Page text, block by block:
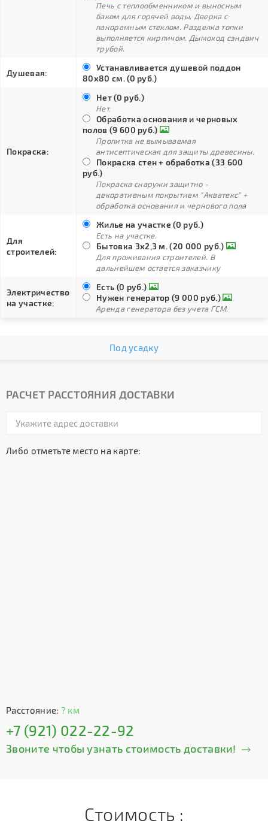
Печь с теплообменником и выносным
баком для горячей воды. Дверка с
панорамным стеклом. Разделка топки
выполняется кирпичом. Дымоход сэндвич
трубой.
Душевая:
Устанавливается душевой поддон
80х80 см. (0 руб.)
Покраска:
Нет (0 руб.)
Нет.
Обработка основания и черновых
полов (9 600 руб.)
Пропитка не вымываемая
антисептическая для защиты древесины.
Покраска стен + обработка (33 600
руб.)
Покраска снаружи защитно -
декоративным покрытием "Акватекс" +
обработка основания и чернового пола
Для
строителей:
Жилье на участке (0 руб.)
Есть на участке.
Бытовка 3х2,3 м. (20 000 руб.)
Для проживания строителей. В
дальнейшем остается заказчику
Электричество
на участке:
Есть (0 руб.)
Нужен генератор (9 000 руб.)
Аренда генератора без учета ГСМ.
Под усадку
РАСЧЕТ РАССТОЯНИЯ ДОСТАВКИ
Либо отметьте место на карте:
Расстояние: ? км
+7 (921) 022-22-92
Звоните чтобы узнать стоимость доставки!
Стоимость :